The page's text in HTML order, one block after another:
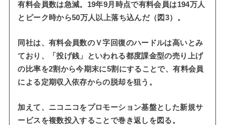
有料会員数は急減。19年9月時点で有料会員は194万人
とピーク時から50万人以上落ち込んだ（図3）。
同社は、有料会員数のＶ字回復のハードルは高いとみ
ており、「投げ銭」といわれる都度課金型の売り上げ
の比率を2割から今期末に5割にすることで、有料会員
による定期収入依存からの脱却を狙う。
加えて、ニコニコをプロモーション基盤とした新規サ
ービスを複数投入することで巻き返しを図る。